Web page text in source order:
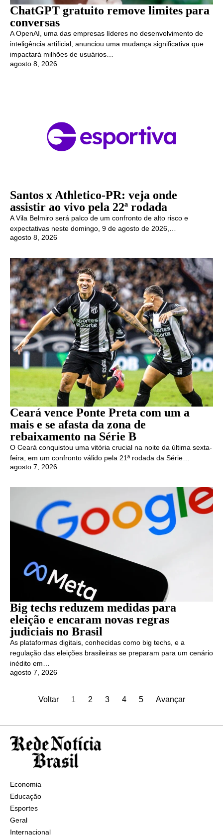
ChatGPT gratuito remove limites para
conversas
A OpenAI, uma das empresas líderes no desenvolvimento de
inteligência artificial, anunciou uma mudança significativa que
impactará milhões de usuários…
agosto 8, 2026
Santos x Athletico-PR: veja onde
assistir ao vivo pela 22ª rodada
A Vila Belmiro será palco de um confronto de alto risco e
expectativas neste domingo, 9 de agosto de 2026,…
agosto 8, 2026
Ceará vence Ponte Preta com um a
mais e se afasta da zona de
rebaixamento na Série B
O Ceará conquistou uma vitória crucial na noite da última sexta-
feira, em um confronto válido pela 21ª rodada da Série…
agosto 7, 2026
Big techs reduzem medidas para
eleição e encaram novas regras
judiciais no Brasil
As plataformas digitais, conhecidas como big techs, e a
regulação das eleições brasileiras se preparam para um cenário
inédito em…
agosto 7, 2026
Voltar 1 2 3 4 5 Avançar
Economia
Educação
Esportes
Geral
Internacional